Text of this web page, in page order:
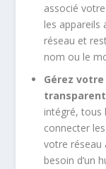
associé
les appareils
réseau et
nom ou le
Gérez
intégré, tous
connecter
votre réseau
besoin d’un